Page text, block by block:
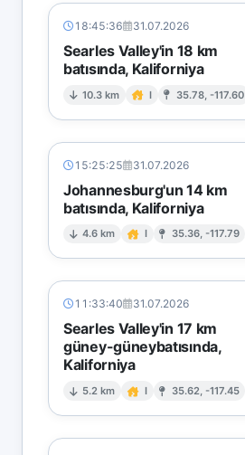
18:45:36 31.07.2026
Searles Valley'in 18 km
batısında, Kaliforniya
10.3 km I 35.78, -117.60
15:25:25 31.07.2026
Johannesburg'un 14 km
batısında, Kaliforniya
4.6 km I 35.36, -117.79
11:33:40 31.07.2026
Searles Valley'in 17 km
güney-güneybatısında,
Kaliforniya
5.2 km I 35.62, -117.45